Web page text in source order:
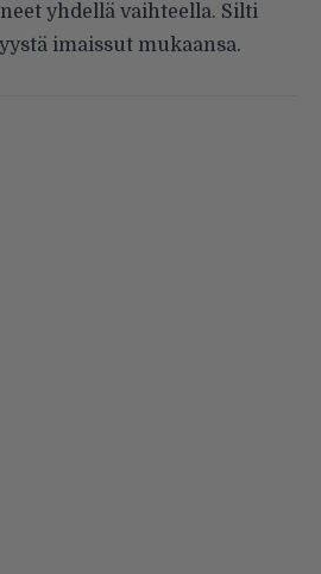
yhdellä vaihteella. Silti
imaissut mukaansa.